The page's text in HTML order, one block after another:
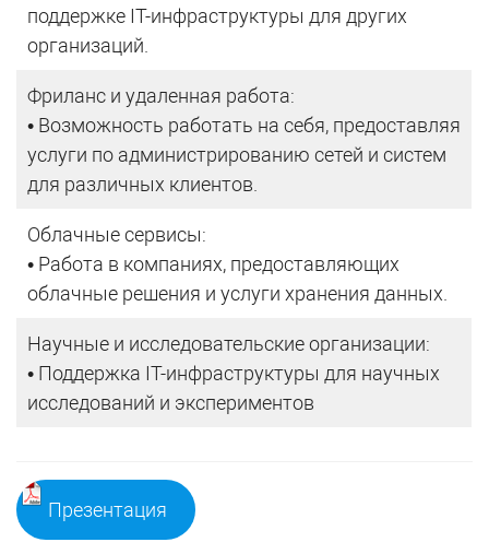
поддержке IT-инфраструктуры для других
организаций.
Фриланс и удаленная работа:
• Возможность работать на себя, предоставляя
услуги по администрированию сетей и систем
для различных клиентов.
Облачные сервисы:
• Работа в компаниях, предоставляющих
облачные решения и услуги хранения данных.
Научные и исследовательские организации:
• Поддержка IT-инфраструктуры для научных
исследований и экспериментов
Презентация